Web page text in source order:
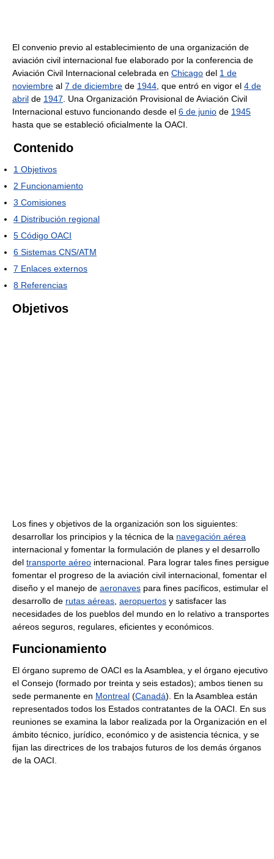
El convenio previo al establecimiento de una organización de
aviación civil internacional fue elaborado por la conferencia de
Aviación Civil Internacional celebrada en Chicago del 1 de
noviembre al 7 de diciembre de 1944, que entró en vigor el 4 de
abril de 1947. Una Organización Provisional de Aviación Civil
Internacional estuvo funcionando desde el 6 de junio de 1945
hasta que se estableció oficialmente la OACI.
Contenido
1 Objetivos
2 Funcionamiento
3 Comisiones
4 Distribución regional
5 Código OACI
6 Sistemas CNS/ATM
7 Enlaces externos
8 Referencias
Objetivos
Los fines y objetivos de la organización son los siguientes:
desarrollar los principios y la técnica de la navegación aérea
internacional y fomentar la formulación de planes y el desarrollo
del transporte aéreo internacional. Para lograr tales fines persigue
fomentar el progreso de la aviación civil internacional, fomentar el
diseño y el manejo de aeronaves para fines pacíficos, estimular el
desarrollo de rutas aéreas, aeropuertos y satisfacer las
necesidades de los pueblos del mundo en lo relativo a transportes
aéreos seguros, regulares, eficientes y económicos.
Funcionamiento
El órgano supremo de OACI es la Asamblea, y el órgano ejecutivo
el Consejo (formado por treinta y seis estados); ambos tienen su
sede permanente en Montreal (Canadá). En la Asamblea están
representados todos los Estados contratantes de la OACI. En sus
reuniones se examina la labor realizada por la Organización en el
ámbito técnico, jurídico, económico y de asistencia técnica, y se
fijan las directrices de los trabajos futuros de los demás órganos
de la OACI.